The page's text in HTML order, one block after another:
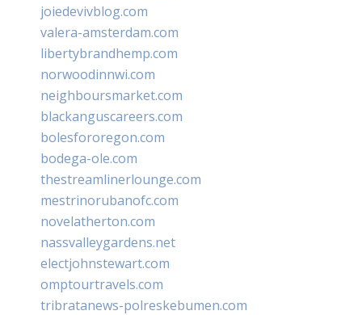
joiedevivblog.com
valera-amsterdam.com
libertybrandhemp.com
norwoodinnwi.com
neighboursmarket.com
blackanguscareers.com
bolesfororegon.com
bodega-ole.com
thestreamlinerlounge.com
mestrinorubanofc.com
novelatherton.com
nassvalleygardens.net
electjohnstewart.com
omptourtravels.com
tribratanews-polreskebumen.com